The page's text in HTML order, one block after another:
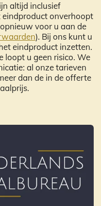
altijd inclusief
onverhoopt
voor u aan de
). Bij ons kunt u
eindproduct inzetten.
loopt u geen risico. We
al onze tarieven
dan de in de offerte